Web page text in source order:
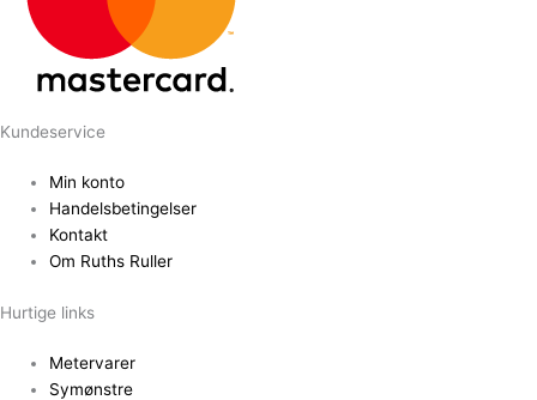
Kundeservice
Min konto
Handelsbetingelser
Kontakt
Om Ruths Ruller
Hurtige links
Metervarer
Symønstre